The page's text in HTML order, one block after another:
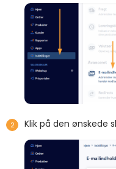
Klik på den ønskede